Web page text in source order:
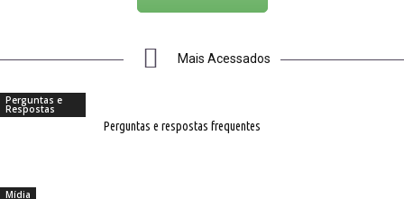
Mais Acessados
Perguntas e
Respostas
Perguntas e respostas frequentes
Mídia